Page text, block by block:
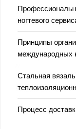
ногтевого
Принципы
международных
Стальная
Процесс